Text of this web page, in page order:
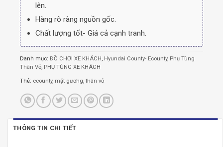
lên.
Hàng rõ ràng nguồn gốc.
Chất lượng tốt- Giá cả cạnh tranh.
Danh mục: ĐỒ CHƠI XE KHÁCH , Hyundai County- Ecounty, Phụ Tùng
Thân Vỏ, PHỤ TÙNG XE KHÁCH
Thẻ: ecounty, mặt gương, thân vỏ
THÔNG TIN CHI TIẾT